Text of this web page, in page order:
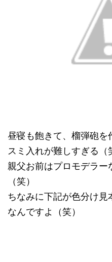
昼寝も飽きて、榴弾砲を
スミ入れが難しすぎる（
親父お前はプロモデラー
（笑）
ちなみに下記が色分け見
なんですよ（笑）